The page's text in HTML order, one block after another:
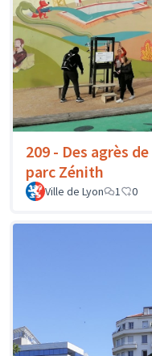
209 - Des agrès
parc Zénith
Ville de Lyon 1 0